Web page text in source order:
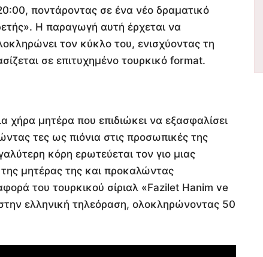
ποντάροντας σε ένα νέο δραματικό
Η παραγωγή αυτή έρχεται να
τον κύκλο του, ενισχύοντας τη
σε επιτυχημένο τουρκικό format.
χήρα μητέρα που επιδιώκει να εξασφαλίσει
τες ως πιόνια στις προσωπικές της
κόρη ερωτεύεται τον γιο μιας
μητέρας της και προκαλώντας
του τουρκικού σίριαλ «Fazilet Hanim ve
ελληνική τηλεόραση, ολοκληρώνοντας 50